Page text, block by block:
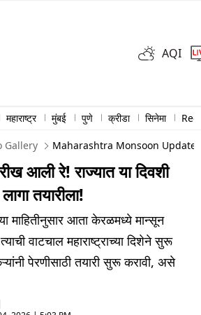
AQI
महाराष्ट्र मुंबई पुणे क्रीडा सिनेमा
Gallery Maharashtra Monsoon Update
आली रे! राज्यात या दिवशी
तयारीला!
माहितीनुसार आता केरळमध्ये मान्सून
वाटचाल महाराष्ट्राच्या दिशेने सुरू
पेरणीसाठी तयारी सुरू करावी, असे